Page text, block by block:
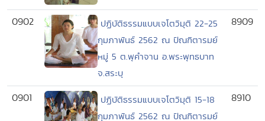
0902
ปฏิบัติธรรมแบบเจโตวิมุติ 22-25
กุมภาพันธ์ 2562 ณ ปัณฑิตารมย์
หมู่ 5 ต.พุคำจาน อ.พระพุทธบาท
จ.สระบุ
8909
0901
ปฏิบัติธรรมแบบเจโตวิมุติ 15-18
กุมภาพันธ์ 2562 ณ ปัณฑิตารมย์
8910